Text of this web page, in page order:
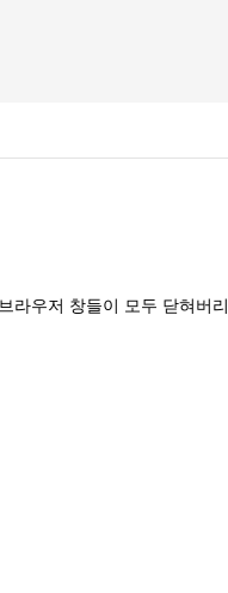
라우저 창들이 모두 닫혀버리